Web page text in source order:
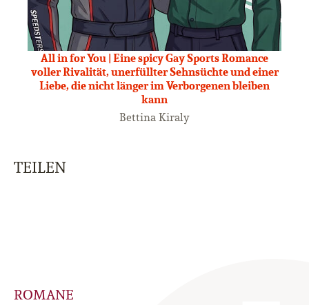
All in for You | Eine spicy Gay Sports Romance
voller Rivalität, unerfüllter Sehnsüchte und einer
Liebe, die nicht länger im Verborgenen bleiben
kann
Bettina Kiraly
TEILEN
ROMANE